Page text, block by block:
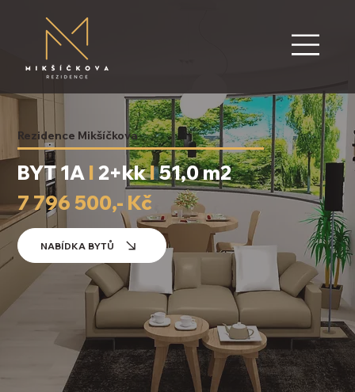
Rezidence Mikšíčkova
BYT 1A I 2+kkI51,0 m2
7 796 500,- Kč
NABÍDKA BYTŮ